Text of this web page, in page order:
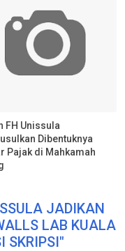
FH Unissula
Dibentuknya
Pajak di Mahkamah
JADIKAN
LAB KUALA
SKRIPSI"